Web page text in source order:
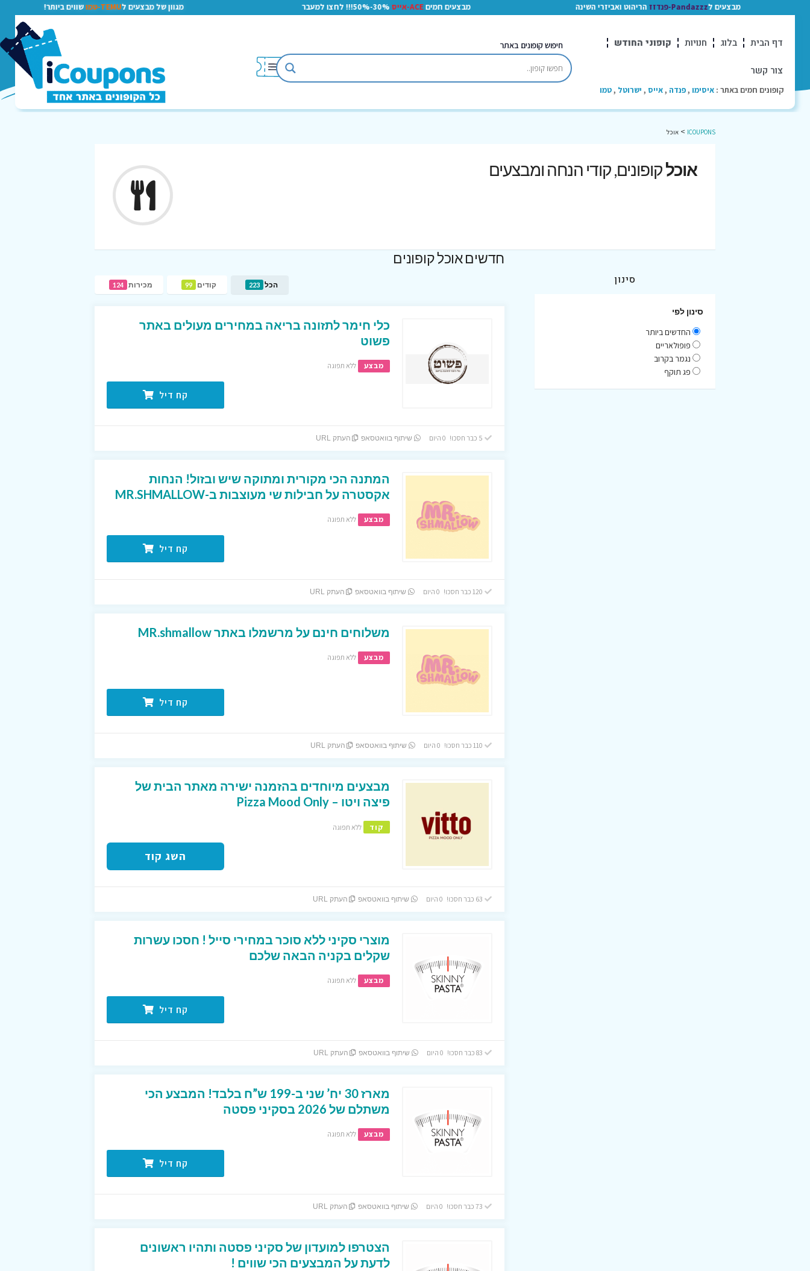
מבצעים לPandazzz-פנדזז הריהוט ואביזרי השינה מבצעים חמים ACE-אייס 30%-50%!!! לחצו למעבר מגוון של מבצעים לTEMU-טמו שווים ביותר!
דף הבית בלוג חנויות קופוני החודש
צור קשר
קופונים חמים באתר : איסימו ,פנדה ,אייס , ישרוטל ,טמו
חיפוש קופונים באתר
ICOUPONS
> אוכל
אוכלקופונים, קודי הנחה ומבצעים
חדשים אוכל קופונים
הכל 223 קודים 99 מכירות 124
כלי חימר לתזונה בריאה במחירים מעולים באתר
פשוט
מבצע ללא תפוגה
קח דיל
שיתוף בוואטסאפ העתק URL
המתנה הכי מקורית ומתוקה שיש ובזול! הנחות
אקסטרה על חבילות שי מעוצבות ב-MR.SHMALLOW
מבצע ללא תפוגה
קח דיל
שיתוף בוואטסאפ העתק URL
משלוחים חינם על מרשמלו באתר MR.shmallow
מבצע ללא תפוגה
קח דיל
שיתוף בוואטסאפ העתק URL
מבצעים מיוחדים בהזמנה ישירה מאתר הבית של
פיצה ויטו – Pizza Mood Only
קוד ללא תפוגה
השג קוד
שיתוף בוואטסאפ העתק URL
מוצרי סקיני ללא סוכר במחירי סייל ! חסכו עשרות
שקלים בקניה הבאה שלכם
מבצע ללא תפוגה
קח דיל
שיתוף בוואטסאפ העתק URL
מארז 30 יח’ שני ב-199 ש”ח בלבד! המבצע הכי
משתלם של 2026 בסקיני פסטה
מבצע ללא תפוגה
קח דיל
שיתוף בוואטסאפ העתק URL
הצטרפו למועדון של סקיני פסטה ותהיו ראשונים
לדעת על המבצעים הכי שווים !
סינון
סינון לפי
החדשים ביותר
פופולאריים
נגמר בקרוב
פג תוקף